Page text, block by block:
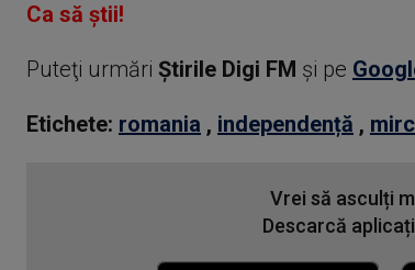
Ca să știi!
Puteţi urmări Știrile Digi FM şi pe
Etichete: romania , independență ,
Vrei să asculți
Descarcă